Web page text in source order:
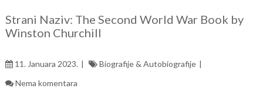
Strani Naziv: The Second World War Book by
Winston Churchill
11. Januara 2023.
Biografije & Autobiografije
Nema komentara